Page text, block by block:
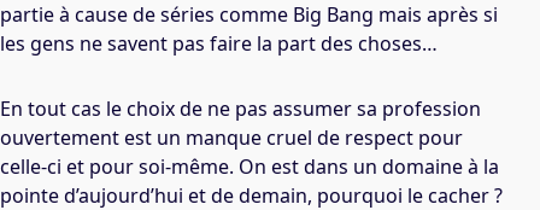
partie à cause de séries comme Big Bang mais après si
les gens ne savent pas faire la part des choses…
En tout cas le choix de ne pas assumer sa profession
ouvertement est un manque cruel de respect pour
celle-ci et pour soi-même. On est dans un domaine à la
pointe d’aujourd’hui et de demain, pourquoi le cacher ?